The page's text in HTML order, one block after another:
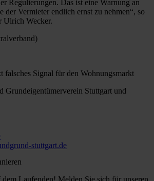
Regulierungen. Das ist eine Warnung an
der Vermieter endlich ernst zu nehmen“, so
Ulrich Wecker.
falsches Signal für den Wohnungsmarkt
Grundeigentümerverein Stuttgart und
stuttgart.de
Laufenden! Melden Sie sich für unseren